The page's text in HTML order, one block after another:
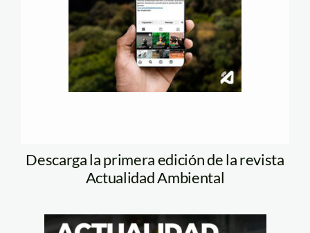
Descarga la primera edición de la revista
Actualidad Ambiental